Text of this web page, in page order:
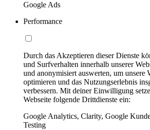
Google Ads
Performance
Durch das Akzeptieren dieser Dienste
und Surfverhalten innerhalb unserer
und anonymisiert auswerten, um unsere
optimieren und das Nutzungserlebnis
verbessern. Mit deiner Einwilligung
Webseite folgende Drittdienste ein:
Google Analytics, Clarity, Google
Testing